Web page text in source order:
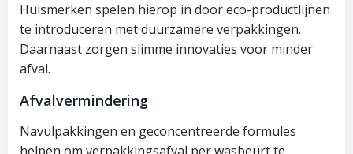
Huismerken spelen hierop in door eco-productlijnen
te introduceren met duurzamere verpakkingen.
Daarnaast zorgen slimme innovaties voor minder
afval.
Afvalvermindering
Navulpakkingen en geconcentreerde formules